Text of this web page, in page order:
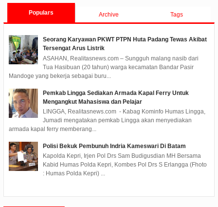
Populars Archive Tags
Seorang Karyawan PKWT PTPN Huta Padang Tewas Akibat
Tersengat Arus Listrik
ASAHAN, Realitasnews.com – Sungguh malang nasib dari
Tua Hasibuan (20 tahun) warga kecamatan Bandar Pasir
Mandoge yang bekerja sebagai buru...
Pemkab Lingga Sediakan Armada Kapal Ferry Untuk
Mengangkut Mahasiswa dan Pelajar
LINGGA, Realitasnews.com - Kabag Kominfo Humas Lingga,
Jumadi mengatakan pemkab Lingga akan menyediakan
armada kapal ferry memberang...
Polisi Bekuk Pembunuh Indria Kameswari Di Batam
Kapolda Kepri, Irjen Pol Drs Sam Budigusdian MH Bersama
Kabid Humas Polda Kepri, Kombes Pol Drs S Erlangga (Fhoto
: Humas Polda Kepri) ...